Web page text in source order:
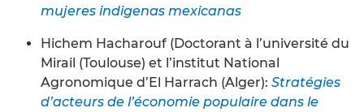
mujeres indigenas mexicanas
Hichem Hacharouf (Doctorant à l’université du
Mirail (Toulouse) et l’institut National
Agronomique d’El Harrach (Alger): Stratégies
d’acteurs de l’économie populaire dans le